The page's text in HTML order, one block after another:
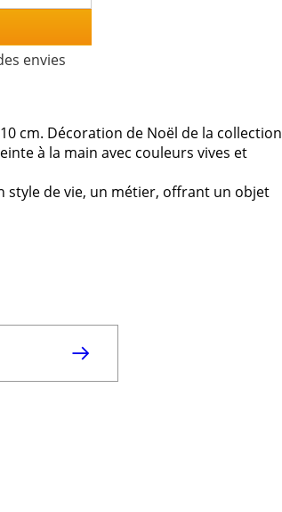
envies
cm. Décoration de Noël de la collection
à la main avec couleurs vives et
style de vie, un métier, offrant un objet